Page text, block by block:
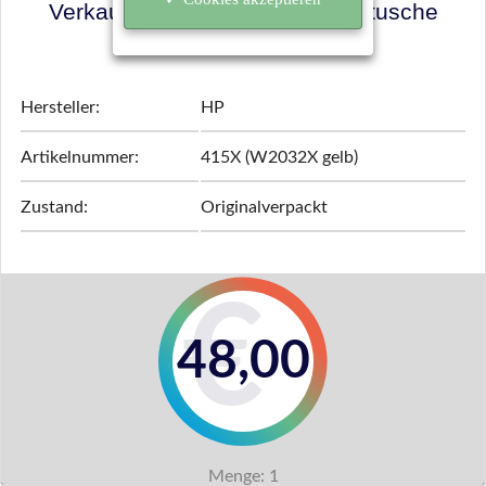
Verkaufspreis für Ihre Tonerkartusche
ermitteln!
Hersteller: HP
Artikelnummer: 415X (W2032X gelb)
Zustand: Originalverpackt
48,00
Menge: 1